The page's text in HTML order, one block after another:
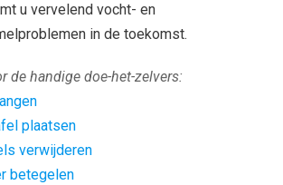
u vervelend vocht- en
in de toekomst.
de handige doe-het-zelvers:
plaatsen
verwijderen
betegelen